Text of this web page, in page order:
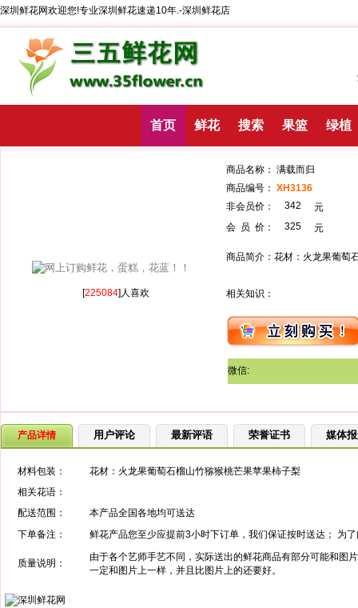
深圳鲜花网欢迎您!专业深圳鲜花速递10年.-深圳鲜花店
首页 鲜花 搜索 果篮 绿植
[225084]人喜欢
商品名称： 满载
商品编号： XH3136
非会员价：
342
会 员 价：
325
商品简介：花材：火龙果葡萄
相关知识：
微信:
产品详情 用户评论 最新评语 荣誉证书 媒体
材料包装：
花材：火龙果葡萄石榴山竹猕猴桃芒果苹果柿子梨
相关花语：
配送范围：
本产品全国各地均可送达
下单备注：
鲜花产品您至少应提前3小时下订单，我们保证按时送达； 为
质量说明：
由于各个艺师手艺不同，实际送出的鲜花商品有部分可能和图
一定和图片上一样，并且比图片上的还要好。